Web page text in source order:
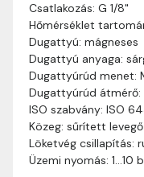
Csatlakozás: G 1/8"
Hőmérséklet
Dugattyú: mágneses
Dugattyú anyaga:
Dugattyúrúd menet:
Dugattyúrúd
ISO szabvány: ISO
Közeg: sűrített levegő
Löketvég csillapítás:
Üzemi nyomás: 1…10
Szállítási idő:
munkanapon
valamilyen
ideig tart, előre
Szállítási díj:A
és a szállítási
díjat a
mielőtt a